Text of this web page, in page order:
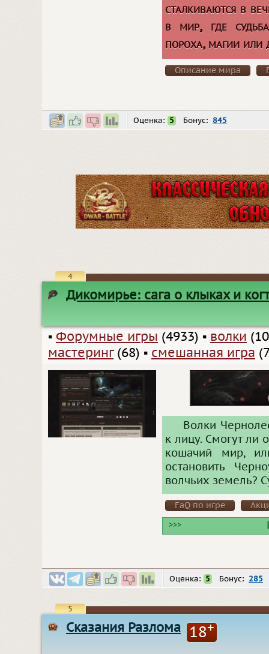
сталкиваются в
в мир, где
пороха, магии или
Описание мира
Оценка: 5 Бонус: 845
4
Дикомирье: сага о клыках и
▪ Форумные игры (4933) ▪ волки
мастеринг(68) ▪ смешанная игра
Волки
к лицу. Смогут ли
кошачий мир,
остановить
волчьих земель?
FaQ по игре
>>>
Оценка: 5 Бонус: 285
5
Сказания Разлома 18+